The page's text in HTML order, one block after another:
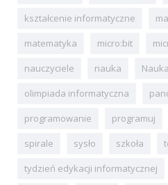
kształcenie informatyczne
matematyka
micro:bit
nauczyciele
nauka
olimpiada informatyczna
programowanie
programuj
spirale
sysło szkoła
tydzień edykacji informatycznej